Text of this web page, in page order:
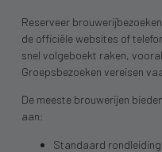
Reserveer
de officiële websites of
snel volgeboekt raken,
Groepsbezoeken vereisen
De meeste brouwerijen
aan:
Standaard